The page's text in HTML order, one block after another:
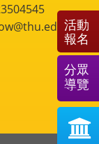
活動
報名
分眾
導覽